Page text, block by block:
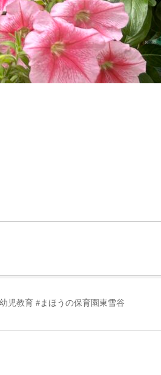
児教育 #まほうの保育園東雪谷